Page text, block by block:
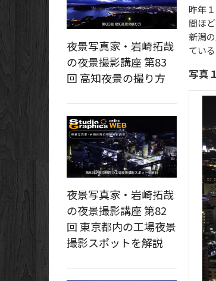
昨年
間ほ
新潟
てい
写真
夜景写真家・岩崎拓哉
の夜景撮影講座 第83
回 高知夜景の撮り方
夜景写真家・岩崎拓哉
の夜景撮影講座 第82
回 東京都内の工場夜景
撮影スポットを解説